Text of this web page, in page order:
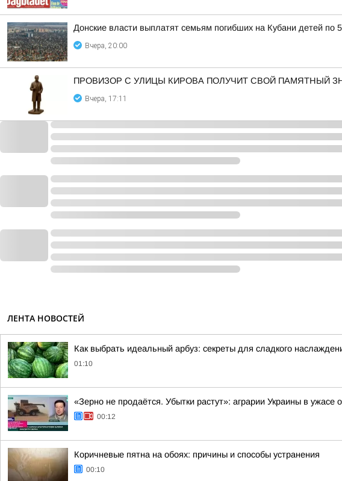
Донские власти выплатят семьям погибших на Кубани детей по
Вчера, 20:00
ПРОВИЗОР С УЛИЦЫ КИРОВА ПОЛУЧИТ СВОЙ ПАМЯТНЫЙ
Вчера, 17:11
ЛЕНТА НОВОСТЕЙ
Как выбрать идеальный арбуз: секреты для сладкого
01:10
«Зерно не продаётся. Убытки растут»: аграрии Украины в ужасе
00:12
Коричневые пятна на обоях: причины и способы устранения
00:10